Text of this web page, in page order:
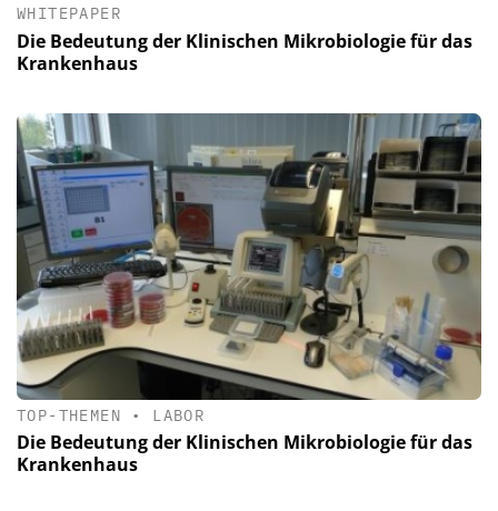
WHITEPAPER
Die Bedeutung der Klinischen Mikrobiologie für das
Krankenhaus
TOP-THEMEN • LABOR
Die Bedeutung der Klinischen Mikrobiologie für das
Krankenhaus